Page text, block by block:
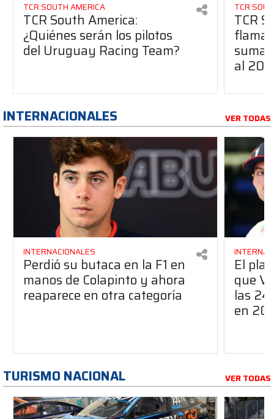
TCR SOUTH AMERICA
TCR South America:
¿Quiénes serán los pilotos
del Uruguay Racing Team?
TCR
TCR
suma
al
INTERNACIONALES VER TODAS
INTERNACIONALES
Perdió su butaca en la F1 en
manos de Colapinto y ahora
reaparece en otra categoría
El
que
las
en
TURISMO NACIONAL VER TODAS